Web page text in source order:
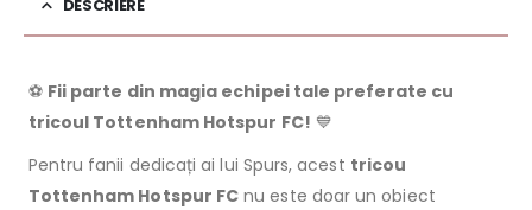
DESCRIERE
⚽ Fii parte din magia echipei tale preferate cu
tricoul Tottenham Hotspur FC! 💙
Pentru fanii dedicați ai lui Spurs, acest tricou
Tottenham Hotspur FC nu este doar un obiect